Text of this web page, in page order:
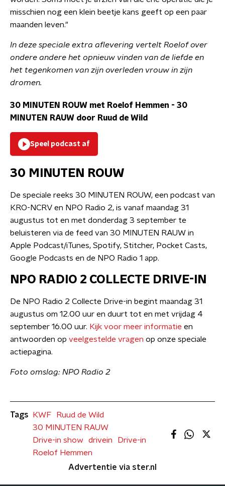
misschien nog een klein beetje kans geeft op een paar
maanden leven."
In deze speciale extra aflevering vertelt Roelof over
ondere andere het opnieuw vinden van de liefde en
het tegenkomen van zijn overleden vrouw in zijn
dromen.
30 MINUTEN ROUW met Roelof Hemmen - 30
MINUTEN RAUW door Ruud de Wild
Speel podcast af
30 MINUTEN ROUW
De speciale reeks 30 MINUTEN ROUW, een podcast van
KRO-NCRV en NPO Radio 2, is vanaf maandag 31
augustus tot en met donderdag 3 september te
beluisteren via de feed van 30 MINUTEN RAUW in
Apple Podcast/iTunes, Spotify, Stitcher, Pocket Casts,
Google Podcasts en de NPO Radio 1 app.
NPO RADIO 2 COLLECTE DRIVE-IN
De NPO Radio 2 Collecte Drive-in begint maandag 31
augustus om 12.00 uur en duurt tot en met vrijdag 4
september 16.00 uur. Kijk voor meer informatie en
antwoorden op veelgestelde vragen op onze speciale
actiepagina.
Foto omslag: NPO Radio 2
Tags KWF
Ruud de Wild
30 MINUTEN RAUW
Drive-in show
drivein
Drive-in
Roelof Hemmen
Advertentie via ster.nl